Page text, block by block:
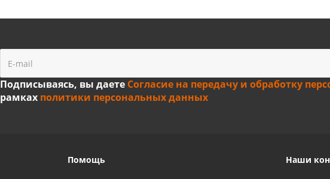
Подписываясь, вы даете Согласие на передачу и обработку
рамках политики персональных данных
Помощь Наши